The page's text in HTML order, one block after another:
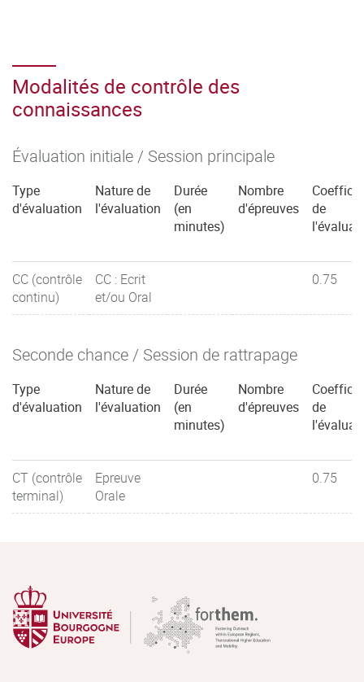
Modalités de contrôle des
connaissances
Évaluation initiale / Session principale
Type
d'évaluation
Nature de
l'évaluation
Durée
(en
minutes)
Nombre
d'épreuves
de
CC (contrôle
continu)
CC : Ecrit
et/ou Oral
0.75
Seconde chance / Session de rattrapage
Type
d'évaluation
Nature de
l'évaluation
Durée
(en
minutes)
Nombre
d'épreuves
de
CT (contrôle
terminal)
Epreuve
Orale
0.75